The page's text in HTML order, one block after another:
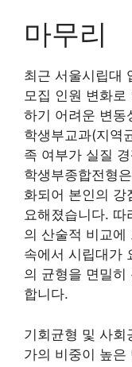
마무리
최근 서울시립대
모집 인원 변화로
하기 어려운 변동
학생부교과(지역
족 여부가 실질
학생부종합전형
화되어 본인의 강
요해졌습니다. 따
의 산술적 비교에
속에서 시립대가
의 균형을 면밀히
합니다.
기회균형 및 사회
가의 비중이 높은